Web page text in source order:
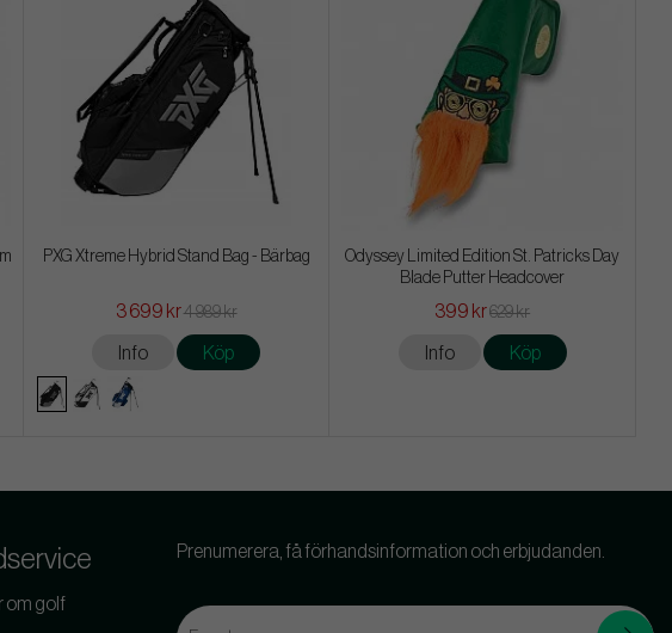
PXG Xtreme Hybrid Stand Bag - Bärbag
3 699 kr4 989 kr
Info Köp
Odyssey Limited Edition St. Patricks Day
Blade Putter Headcover
399 kr629 kr
Info Köp
om golf
Prenumerera, få förhandsinformation och erbjudanden.